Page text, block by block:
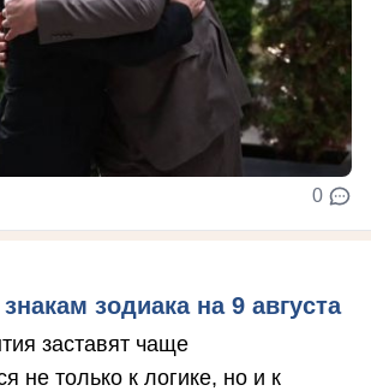
0
зодиака на 9 августа
заставят чаще
не только к логике, но и к